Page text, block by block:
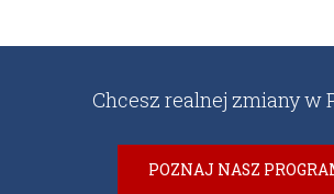
Chcesz realnej zmiany w
POZNAJ NASZ